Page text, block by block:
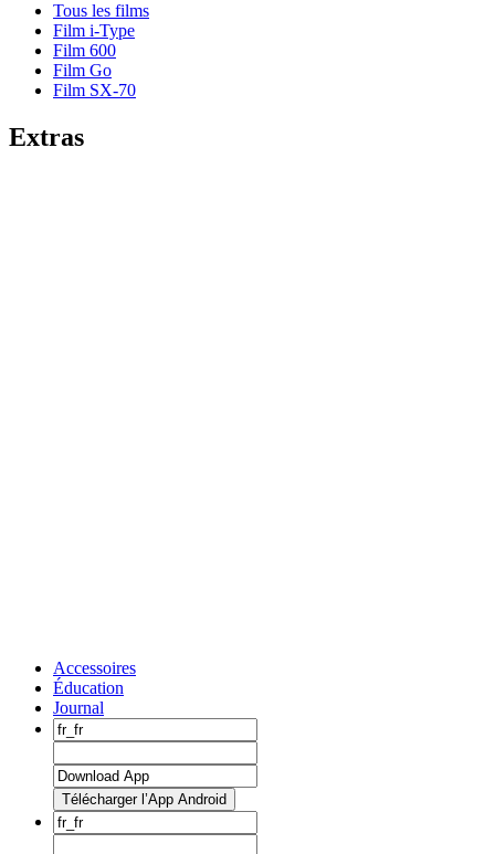
Tous les films
Film i-Type
Film 600
Film Go
Film SX-70
Extras
Accessoires
Éducation
Journal
Télécharger l’App Android